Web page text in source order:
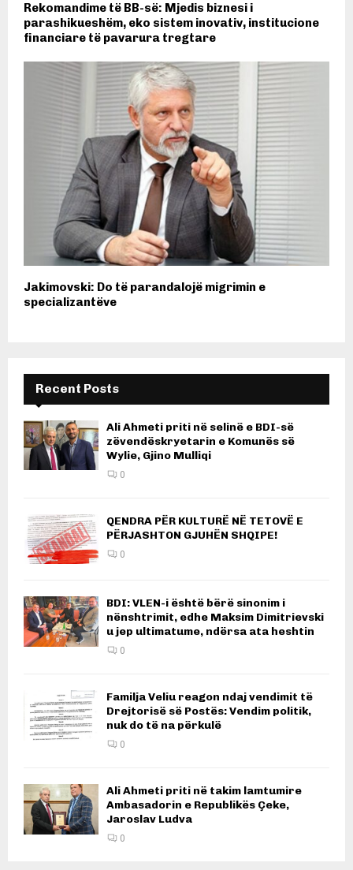
Rekomandime të BB-së: Mjedis biznesi i
parashikueshëm, eko sistem inovativ, institucione
financiare të pavarura tregtare
Jakimovski: Do të parandalojë migrimin e
specializantëve
Recent Posts
Ali Ahmeti priti në selinë e BDI-së
zëvendëskryetarin e Komunës së
Wylie, Gjino Mulliqi
0
QENDRA PËR KULTURË NË TETOVË E
PËRJASHTON GJUHËN SHQIPE!
0
BDI: VLEN-i është bërë sinonim i
nënshtrimit, edhe Maksim Dimitrievski
u jep ultimatume, ndërsa ata heshtin
0
Familja Veliu reagon ndaj vendimit të
Drejtorisë së Postës: Vendim politik,
nuk do të na përkulë
0
Ali Ahmeti priti në takim lamtumire
Ambasadorin e Republikës Çeke,
Jaroslav Ludva
0